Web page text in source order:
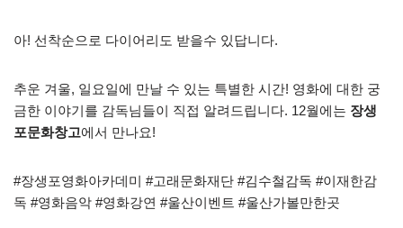
아! 선착순으로 다이어리도 받을수 있답니다.
추운 겨울, 일요일에 만날 수 있는 특별한 시간! 영화에 대한 궁
금한 이야기를 감독님들이 직접 알려드립니다. 12월에는 장생
포문화창고에서 만나요!
#장생포영화아카데미 #고래문화재단 #김수철감독 #이재한감
독 #영화음악 #영화강연 #울산이벤트 #울산가볼만한곳